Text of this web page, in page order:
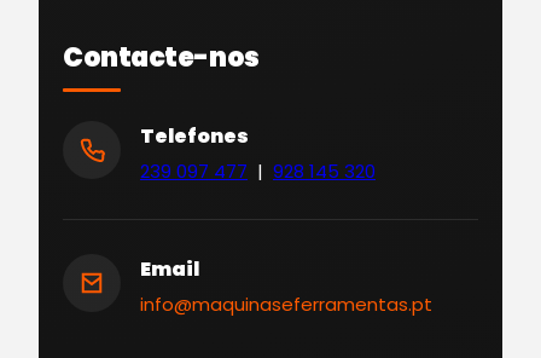
Contacte-nos
Telefones
239 097 477 | 928 145 320
Email
info@maquinaseferramentas.pt